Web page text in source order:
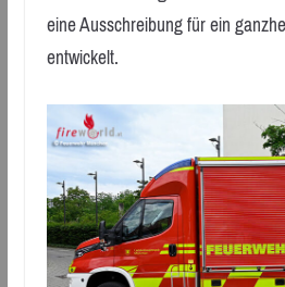
eine Ausschreibung für ein
entwickelt.